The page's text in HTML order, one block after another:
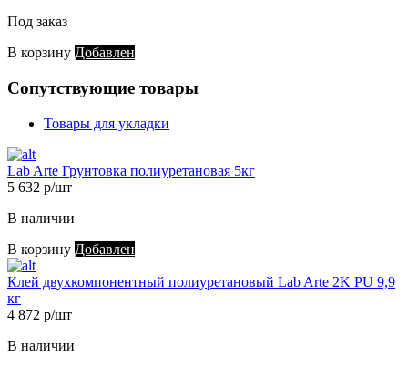
Под заказ
В корзину Добавлен
Сопутствующие товары
Товары для укладки
Lab Arte Грунтовка полиуретановая 5кг
5 632 р/шт
В наличии
В корзину Добавлен
Клей двухкомпонентный полиуретановый Lab Arte 2K PU 9,9
кг
4 872 р/шт
В наличии